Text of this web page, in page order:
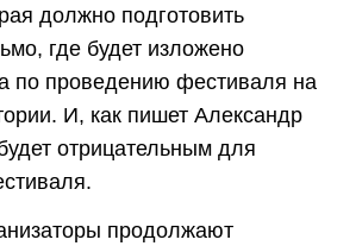
должно подготовить
где будет изложено
по проведению фестиваля на
И, как пишет Александр
отрицательным для
продолжают